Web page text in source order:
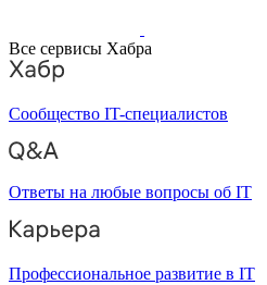
Все сервисы Хабра
Сообщество IT-специалистов
Ответы на любые вопросы об IT
Профессиональное развитие в IT